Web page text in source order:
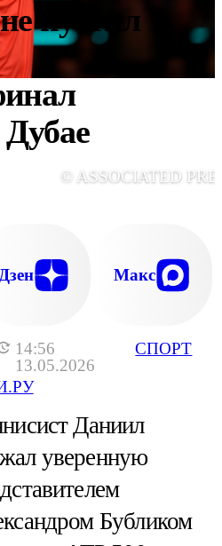
14:56
13.05.2026
СПОРТ
пустил
© ASSOCIATED
Дзен Макс
Даниил
уверенную
Бубликом